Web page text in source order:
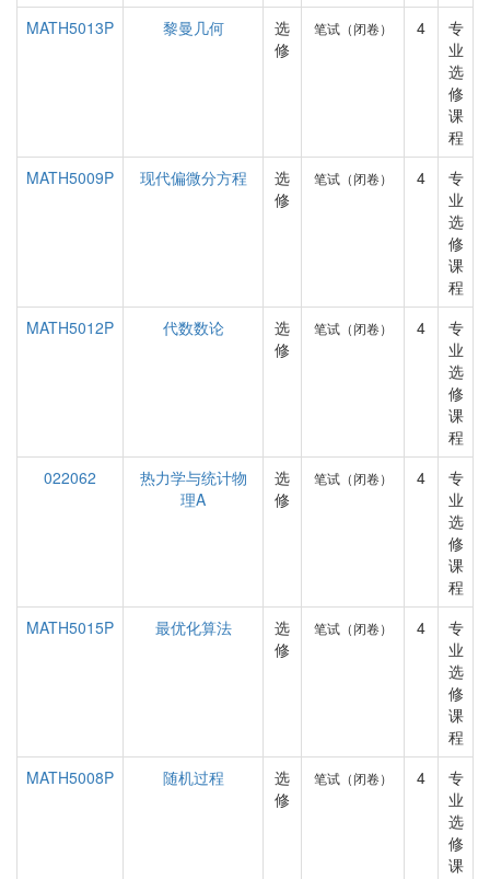
MATH5013P
黎曼几何
选
修
笔试（闭卷） 4
专
业
选
修
课
程
MATH5009P
现代偏微分方程
选
修
笔试（闭卷） 4
专
业
选
修
课
程
MATH5012P
代数数论
选
修
笔试（闭卷） 4
专
业
选
修
课
程
022062
热力学与统计物
理A
选
修
笔试（闭卷） 4
专
业
选
修
课
程
MATH5015P
最优化算法
选
修
笔试（闭卷） 4
专
业
选
修
课
程
MATH5008P
随机过程
选
修
笔试（闭卷） 4
专
业
选
修
课